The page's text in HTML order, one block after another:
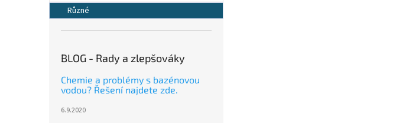
Různé
BLOG - Rady a zlepšováky
Chemie a problémy s bazénovou
vodou? Řešení najdete zde.
6.9.2020